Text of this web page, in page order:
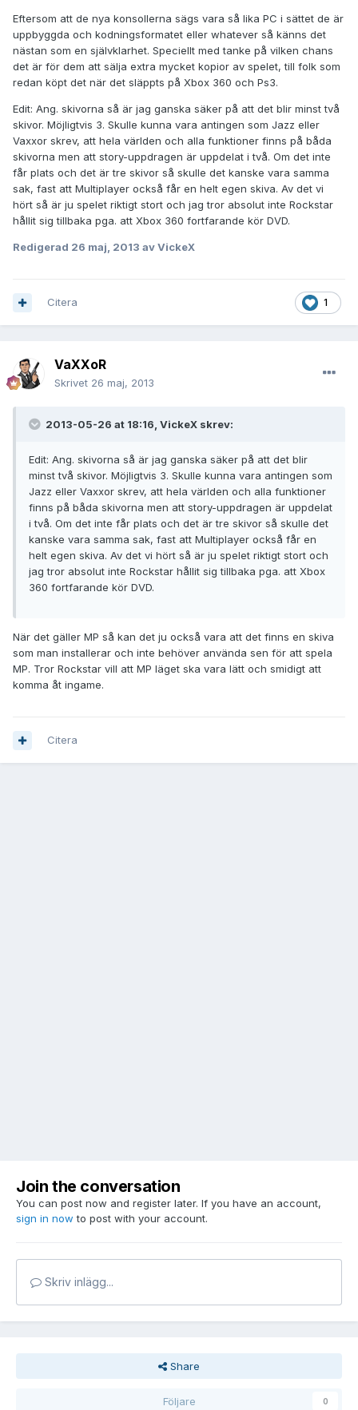
Eftersom att de nya konsollerna sägs vara så lika PC i sättet de är
uppbyggda och kodningsformatet eller whatever så känns det
nästan som en självklarhet. Speciellt med tanke på vilken chans
det är för dem att sälja extra mycket kopior av spelet, till folk som
redan köpt det när det släppts på Xbox 360 och Ps3.
Edit: Ang. skivorna så är jag ganska säker på att det blir minst två
skivor. Möjligtvis 3. Skulle kunna vara antingen som Jazz eller
Vaxxor skrev, att hela världen och alla funktioner finns på båda
skivorna men att story-uppdragen är uppdelat i två. Om det inte
får plats och det är tre skivor så skulle det kanske vara samma
sak, fast att Multiplayer också får en helt egen skiva. Av det vi
hört så är ju spelet riktigt stort och jag tror absolut inte Rockstar
hållit sig tillbaka pga. att Xbox 360 fortfarande kör DVD.
Redigerad 26 maj, 2013 av VickeX
1
Citera
VaXXoR
Skrivet 26 maj, 2013
2013-05-26 at 18:16, VickeX skrev:
Edit: Ang. skivorna så är jag ganska säker på att det blir
minst två skivor. Möjligtvis 3. Skulle kunna vara antingen som
Jazz eller Vaxxor skrev, att hela världen och alla funktioner
finns på båda skivorna men att story-uppdragen är uppdelat
i två. Om det inte får plats och det är tre skivor så skulle det
kanske vara samma sak, fast att Multiplayer också får en
helt egen skiva. Av det vi hört så är ju spelet riktigt stort och
jag tror absolut inte Rockstar hållit sig tillbaka pga. att Xbox
360 fortfarande kör DVD.
När det gäller MP så kan det ju också vara att det finns en skiva
som man installerar och inte behöver använda sen för att spela
MP. Tror Rockstar vill att MP läget ska vara lätt och smidigt att
komma åt ingame.
Citera
Join the conversation
You can post now and register later. If you have an account,
sign in now to post with your account.
Skriv inlägg...
Share
Följare 0